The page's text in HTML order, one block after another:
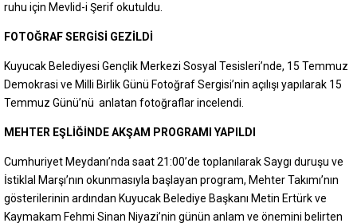
ruhu için Mevlid-i Şerif okutuldu.
FOTOĞRAF SERGİSİ GEZİLDİ
Kuyucak Belediyesi Gençlik Merkezi Sosyal Tesisleri’nde, 15 Temmuz
Demokrasi ve Milli Birlik Günü Fotoğraf Sergisi’nin açılışı yapılarak 15
Temmuz Günü’nü anlatan fotoğraflar incelendi.
MEHTER EŞLİĞİNDE AKŞAM PROGRAMI YAPILDI
Cumhuriyet Meydanı’nda saat 21:00’de toplanılarak Saygı duruşu ve
İstiklal Marşı’nın okunmasıyla başlayan program, Mehter Takımı’nın
gösterilerinin ardından Kuyucak Belediye Başkanı Metin Ertürk ve
Kaymakam Fehmi Sinan Niyazi’nin günün anlam ve önemini belirten